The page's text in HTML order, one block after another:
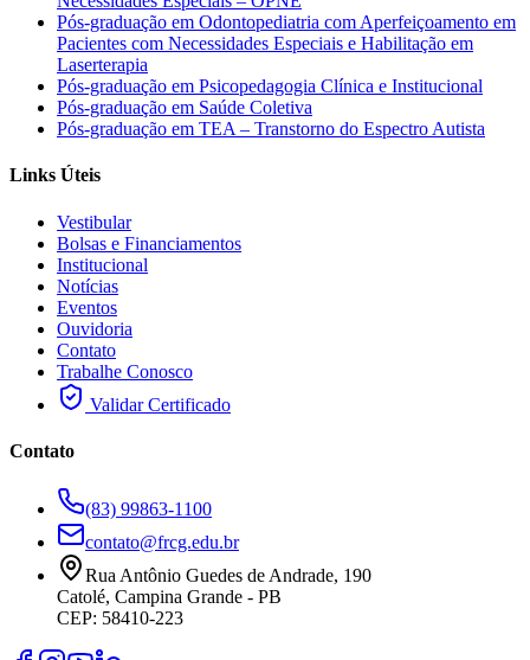
Pós-graduação em Odontopediatria com Aperfeiçoamento em
Pacientes com Necessidades Especiais e Habilitação em
Laserterapia
Pós-graduação em Psicopedagogia Clínica e Institucional
Pós-graduação em Saúde Coletiva
Pós-graduação em TEA – Transtorno do Espectro Autista
Links Úteis
Vestibular
Bolsas e Financiamentos
Institucional
Notícias
Eventos
Ouvidoria
Contato
Trabalhe Conosco
Validar Certificado
Contato
(83) 99863-1100
contato@frcg.edu.br
Rua Antônio Guedes de Andrade, 190
Catolé, Campina Grande - PB
CEP: 58410-223